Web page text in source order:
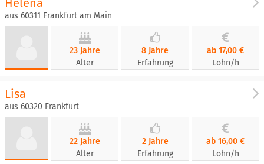
Helena
aus 60311 Frankfurt am Main
23 Jahre
Alter
8 Jahre
Erfahrung
ab 17,00 €
Lohn/h
Lisa
aus 60320 Frankfurt
22 Jahre
Alter
2 Jahre
Erfahrung
ab 16,00 €
Lohn/h